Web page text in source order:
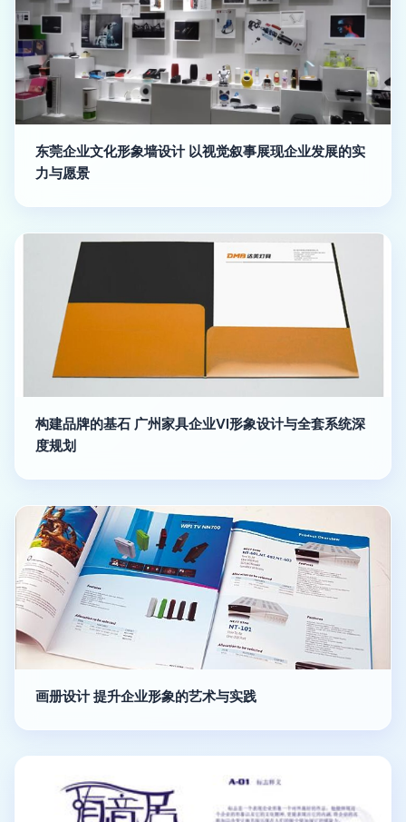
东莞企业文化形象墙设计 以视觉叙事展现企业发展的实
力与愿景
构建品牌的基石 广州家具企业VI形象设计与全套系统深
度规划
画册设计 提升企业形象的艺术与实践